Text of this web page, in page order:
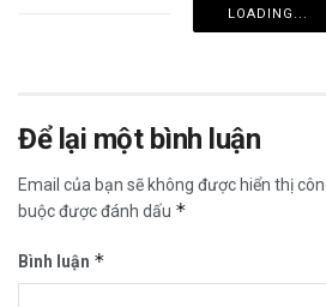
LOADING...
Để lại một bình luận
Email của bạn sẽ không được hiển thị
buộc được đánh dấu *
Bình luận *